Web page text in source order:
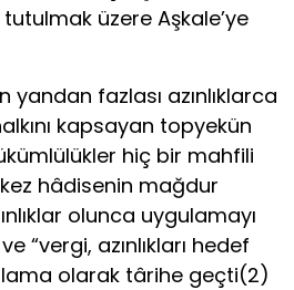
üzere Aşkale’ye
yandan fazlası azınlıklarca
kapsayan topyekün
hiç bir mahfili
hâdisenin mağdur
olunca uygulamayı
“vergi, azınlıkları hedef
olarak târihe geçti(2)